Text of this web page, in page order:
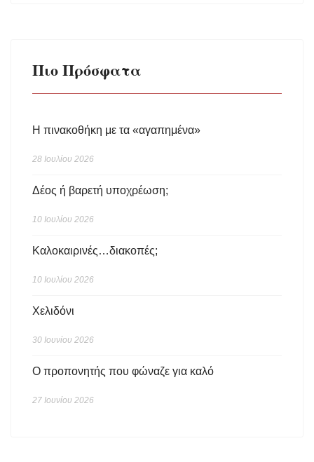
Πιο Πρόσφατα
Η πινακοθήκη με τα «αγαπημένα»
28 Ιουλίου 2026
Δέος ή βαρετή υποχρέωση;
10 Ιουλίου 2026
Καλοκαιρινές…διακοπές;
10 Ιουλίου 2026
Χελιδόνι
30 Ιουνίου 2026
Ο προπονητής που φώναζε για καλό
27 Ιουνίου 2026